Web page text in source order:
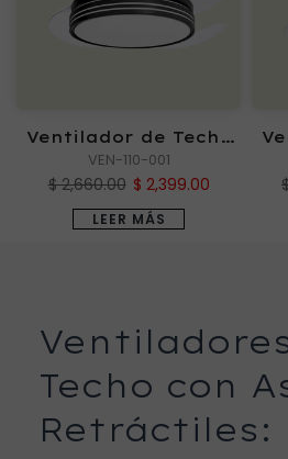
Ventilador de Techo
TORBELLINO NG
VEN-110-001
$ 2,660.00 $ 2,399.00
LEER MÁS
Techo con
Retráctiles: